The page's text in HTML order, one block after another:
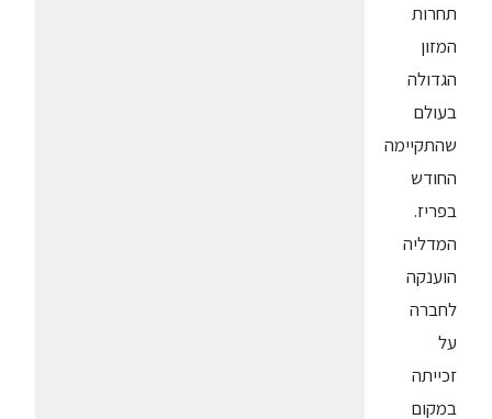
תחרות
המזון
הגדולה
בעולם
שהתקיימה
החודש
בפריז.
המדליה
הוענקה
לחברה
על
זכייתה
במקום